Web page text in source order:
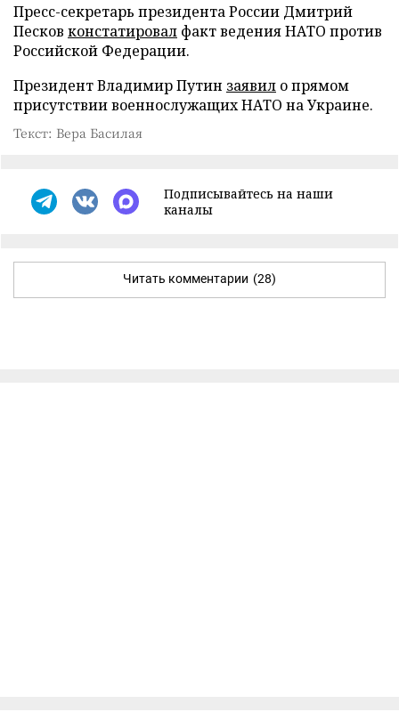
Пресс-секретарь президента России Дмитрий
Песков констатировал факт ведения НАТО против
Российской Федерации.
Президент Владимир Путин заявил о прямом
присутствии военнослужащих НАТО на Украине.
Текст: Вера Басилая
Подписывайтесь на наши
каналы
Читать комментарии (28)